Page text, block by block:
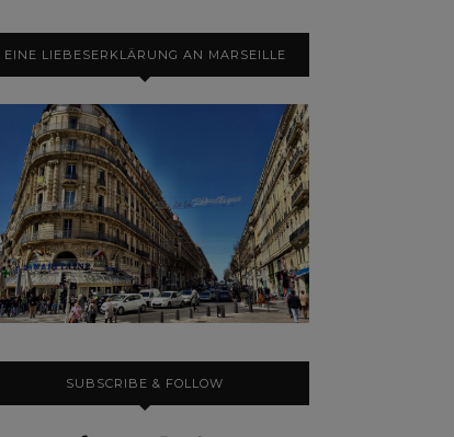
EINE LIEBESERKLÄRUNG AN MARSEILLE
SUBSCRIBE & FOLLOW